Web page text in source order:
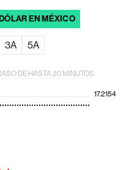
EN MÉXICO
3A 5A
DE HASTA 20 MINUTOS.
17.2154